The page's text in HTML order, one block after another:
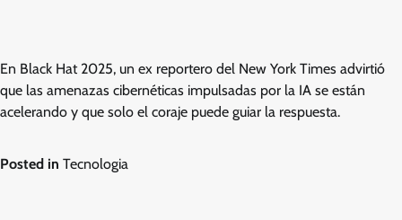
En Black Hat 2025, un ex reportero del New York Times advirtió
que las amenazas cibernéticas impulsadas por la IA se están
acelerando y que solo el coraje puede guiar la respuesta.
Posted in Tecnologia